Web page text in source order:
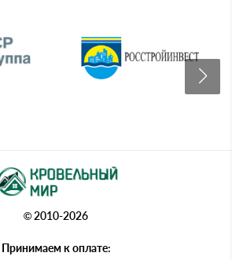
© 2010-2026
Принимаем к оплате: